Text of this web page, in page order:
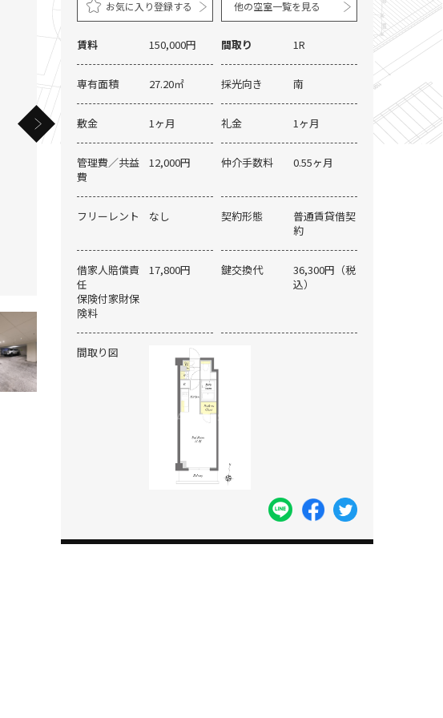
お気に入り登録する 他の空室一覧を見る
賃料 150,000円 間取り 1R
専有面積 27.20㎡ 採光向き 南
敷金 1ヶ月 礼金 1ヶ月
管理費／共益
費
12,000円 仲介手数料 0.55ヶ月
フリーレント なし 契約形態
普通賃貸借契
約
借家人賠償責
任
保険付家財保
険料
17,800円 鍵交換代
36,300円（税
込）
間取り図